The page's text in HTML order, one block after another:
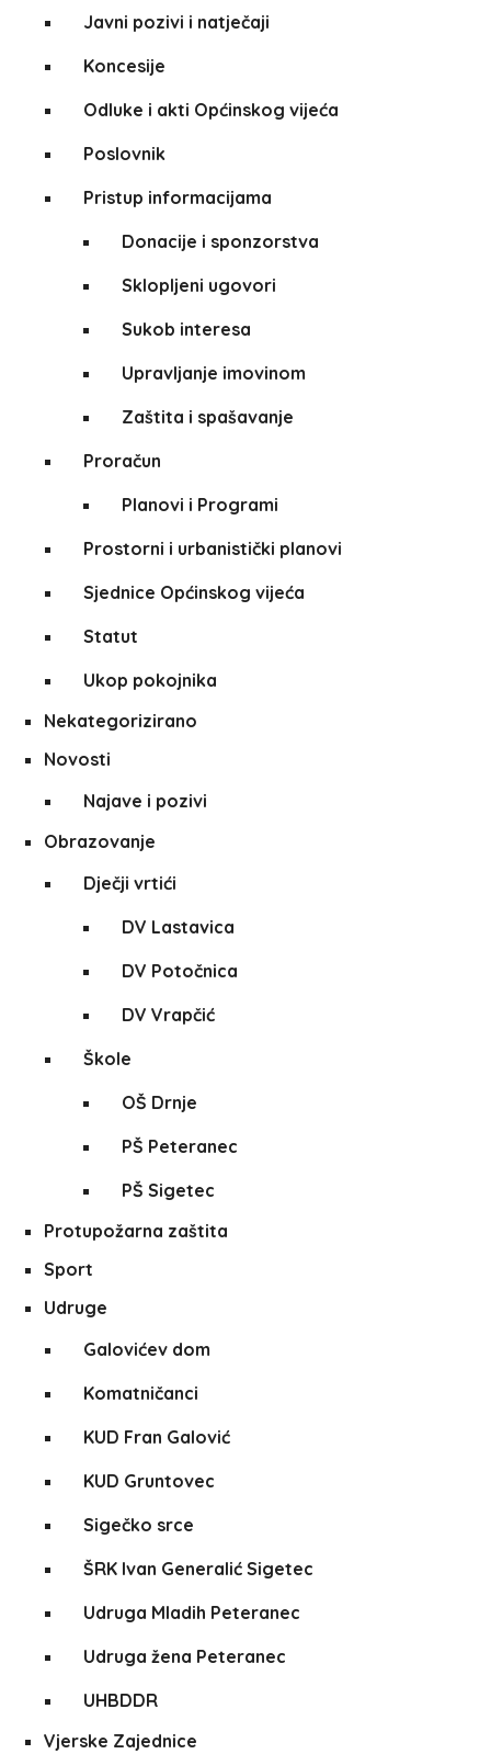
Javni pozivi i natječaji
Koncesije
Odluke i akti Općinskog vijeća
Poslovnik
Pristup informacijama
Donacije i sponzorstva
Sklopljeni ugovori
Sukob interesa
Upravljanje imovinom
Zaštita i spašavanje
Proračun
Planovi i Programi
Prostorni i urbanistički planovi
Sjednice Općinskog vijeća
Statut
Ukop pokojnika
Nekategorizirano
Novosti
Najave i pozivi
Obrazovanje
Dječji vrtići
DV Lastavica
DV Potočnica
DV Vrapčić
Škole
OŠ Drnje
PŠ Peteranec
PŠ Sigetec
Protupožarna zaštita
Sport
Udruge
Galovićev dom
Komatničanci
KUD Fran Galović
KUD Gruntovec
Sigečko srce
ŠRK Ivan Generalić Sigetec
Udruga Mladih Peteranec
Udruga žena Peteranec
UHBDDR
Vjerske Zajednice